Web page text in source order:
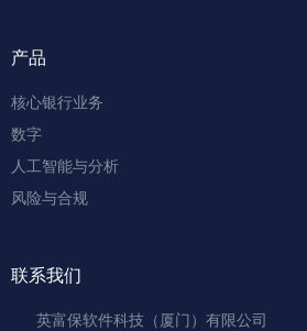
产品
核心银行业务
数字
人工智能与分析
风险与合规
联系我们
英富保软件科技（厦门）有限公司